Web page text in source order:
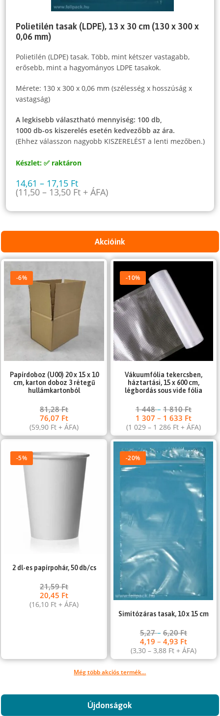
Polietilén tasak (LDPE), 13 x 30 cm (130 x 300 x
0,06 mm)
Polietilén (LDPE) tasak. Több, mint kétszer vastagabb,
erősebb, mint a hagyományos LDPE tasakok.
Mérete: 130 x 300 x 0,06 mm (szélesség x hosszúság x
vastagság)
A legkisebb választható mennyiség: 100 db,
1000 db-os kiszerelés esetén kedvezőbb az ára.
(Ehhez válasszon nagyobb KISZERELÉST a lenti mezőben.)
Készlet: ✅ raktáron
14,61– 17,15 Ft
(11,50– 13,50 Ft + ÁFA)
Akcióink
-6%
Papírdoboz (U00) 20 x 15 x 10
cm, karton doboz 3 rétegű
hullámkartonból
81,28Ft
76,07 Ft
(59,90 Ft + ÁFA)
-10%
Vákuumfólia tekercsben,
háztartási, 15 x 600 cm,
légbordás sous vide fólia
1 448– 1 810Ft
1 307 – 1 633 Ft
(1 029 – 1 286 Ft+ ÁFA)
-5%
2 dl-es papírpohár, 50 db/cs
21,59Ft
20,45 Ft
(16,10 Ft + ÁFA)
-20%
Simítózáras tasak, 10 x 15 cm
5,27– 6,20Ft
4,19 – 4,93 Ft
(3,30 – 3,88 Ft+ ÁFA)
Még több akciós termék...
Újdonságok